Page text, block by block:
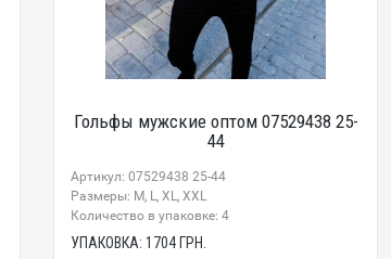
Гольфы мужские оптом 07529438 25-
44
Артикул: 07529438 25-44
Размеры: M, L, XL, XXL
Количество в упаковке: 4
УПАКОВКА: 1704 ГРН.